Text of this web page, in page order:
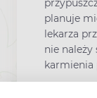
planuje
lekarza
nie należy
karmienia